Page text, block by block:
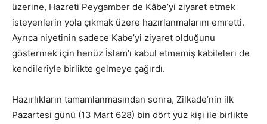
üzerine, Hazreti Peygamber de Kâbe’yi ziyaret etmek
isteyenlerin yola çıkmak üzere hazırlanmalarını emretti.
Ayrıca niyetinin sadece Kabe’yi ziyaret olduğunu
göstermek için henüz İslam’ı kabul etmemiş kabileleri de
kendileriyle birlikte gelmeye çağırdı.
Hazırlıkların tamamlanmasından sonra, Zilkade’nin ilk
Pazartesi günü (13 Mart 628) bin dört yüz kişi ile birlikte